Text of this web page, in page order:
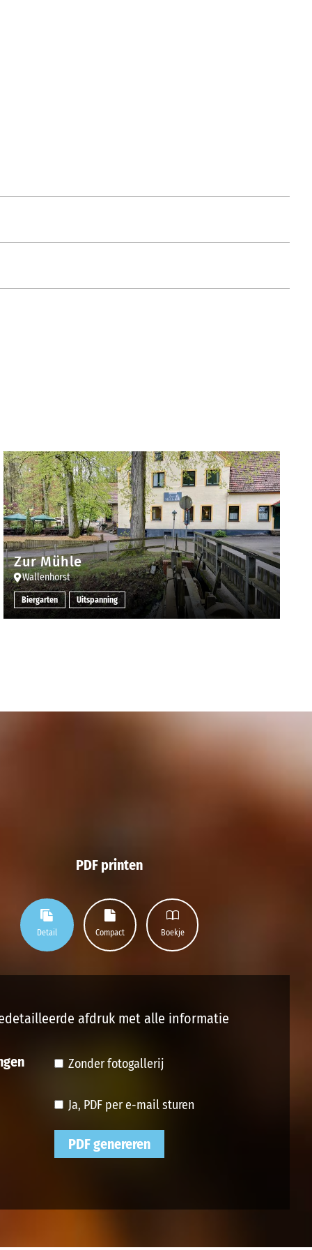
Zur Mühle
Wallenhorst
Biergarten Uitspanning
PDF printen
Detail Compact Boekje
afdruk met alle informatie
Zonder fotogallerij
Ja, PDF per e-mail sturen
PDF genereren